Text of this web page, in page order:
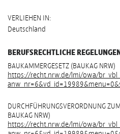
VERLIEHEN IN:
Deutschland
BERUFSRECHTLICHE
BAUKAMMERGESETZ (BAUKAG NRW)
https://recht.nrw.de/lmi/owa/
DURCHFÜHRUNGSVERORDNUNG
BAUKAG NRW)
https://recht.nrw.de/lmi/owa/